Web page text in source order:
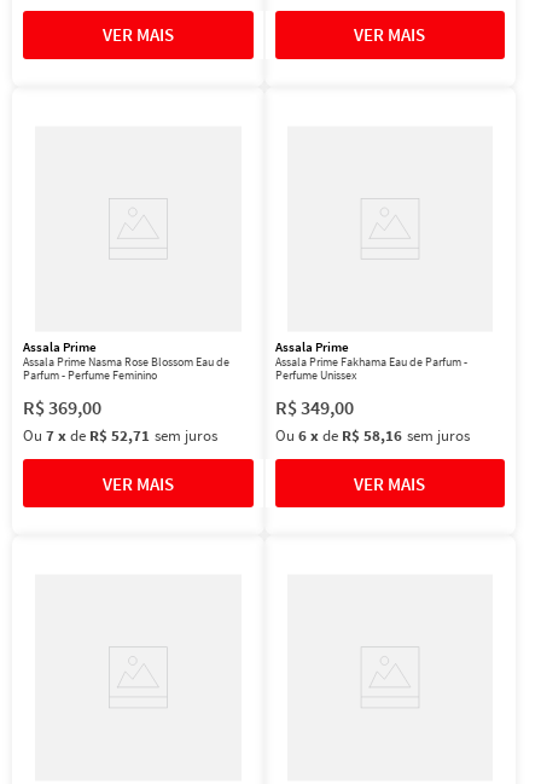
Assala Prime
Assala Prime Nasma Rose Blossom Eau de
Parfum - Perfume Feminino
R$369,00
Ou 7xde R$ 52,71 sem juros
Assala Prime
Assala Prime Fakhama Eau de Parfum -
Perfume Unissex
R$349,00
Ou 6 xde R$ 58,16 sem juros